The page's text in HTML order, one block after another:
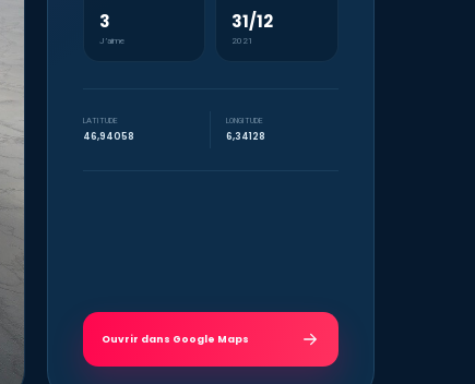
3
J’aime
31/12
2021
LATITUDE
46,94058
LONGITUDE
6,34128
Ouvrir dans Google Maps